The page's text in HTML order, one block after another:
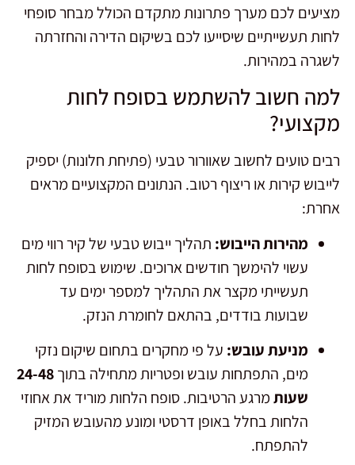
מציעים לכם מערך פתרונות מתקדם הכולל מבחר סופחי
לחות תעשייתיים שיסייעו לכם בשיקום הדירה והחזרתה
לשגרה במהירות.
למה חשוב להשתמש בסופח לחות
מקצועי?
רבים טועים לחשוב שאוורור טבעי (פתיחת חלונות) יספיק
לייבוש קירות או ריצוף רטוב. הנתונים המקצועיים מראים
אחרת:
מהירות הייבוש: תהליך ייבוש טבעי של קיר רווי מים
עשוי להימשך חודשים ארוכים. שימוש בסופח לחות
תעשייתי מקצר את התהליך למספר ימים עד
שבועות בודדים, בהתאם לחומרת הנזק.
מניעת עובש: על פי מחקרים בתחום שיקום נזקי
מים, התפתחות עובש ופטריות מתחילה בתוך24-48
שעותמרגע הרטיבות. סופח הלחות מוריד את אחוזי
הלחות בחלל באופן דרסטי ומונע מהעובש המזיק
להתפתח.